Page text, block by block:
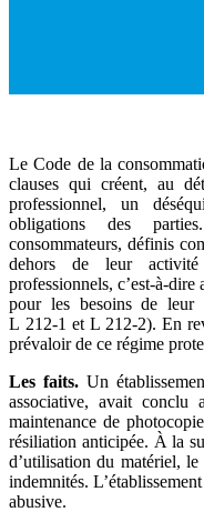
Le Code de la
clauses qui créent, au
professionnel, un
obligations des
consommateurs, définis
dehors de leur activité
professionnels, c’est-à-dire
pour les besoins de leur
L 212-1 et L 212-2). En
prévaloir de ce régime
Les faits.Un
associative, avait conclu
maintenance de
résiliation anticipée. À la
d’utilisation du matériel,
indemnités.
abusive.